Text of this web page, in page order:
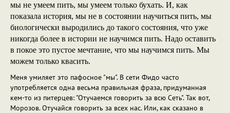
мы не умеем пить, мы умеем только бухать. И, как
показала история, мы не в состоянии научиться пить, мы
биологически выродились до такого состояния, что уже
никогда более в истории не научимся пить. Надо оставить
в покое это пустое мечтание, что мы научимся пить. Мы
можем только квасить.
Меня умиляет это пафосное "мы". В сети Фидо часто
употребляется одна весьма правильная фраза, придуманная
кем-то из питерцев: "Отучаемся говорить за всю Сеть". Так вот,
Морозов. Отучайся говорить за всех нас. Или, как сказано в